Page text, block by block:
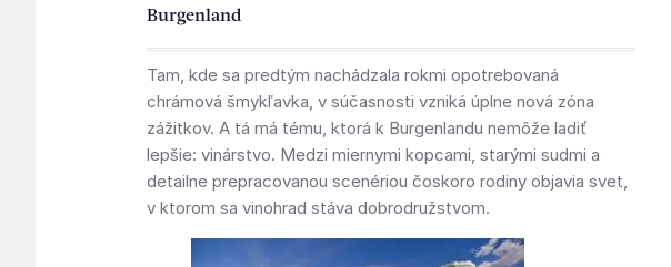
Burgenland
Tam, kde sa predtým nachádzala rokmi opotrebovaná
chrámová šmykľavka, v súčasnosti vzniká úplne nová zóna
zážitkov. A tá má tému, ktorá k Burgenlandu nemôže ladiť
lepšie: vinárstvo. Medzi miernymi kopcami, starými sudmi a
detailne prepracovanou scenériou čoskoro rodiny objavia svet,
v ktorom sa vinohrad stáva dobrodružstvom.